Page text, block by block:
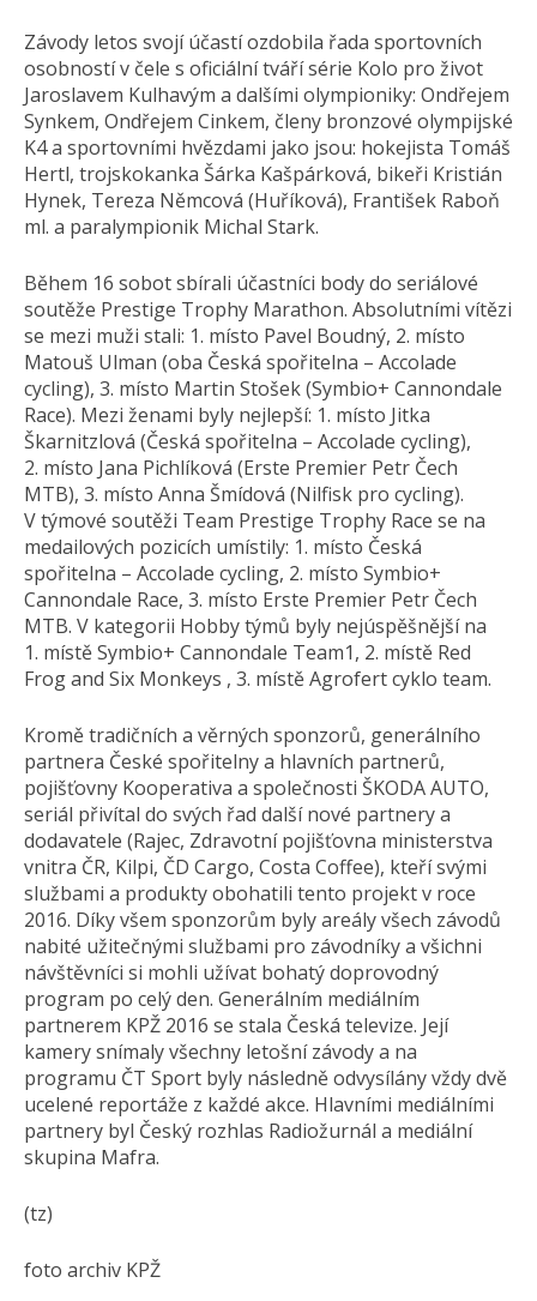
Závody letos svojí účastí ozdobila řada sportovních
osobností v čele s oficiální tváří série Kolo pro život
Jaroslavem Kulhavým a dalšími olympioniky: Ondřejem
Synkem, Ondřejem Cinkem, členy bronzové olympijské
K4 a sportovními hvězdami jako jsou: hokejista Tomáš
Hertl, trojskokanka Šárka Kašpárková, bikeři Kristián
Hynek, Tereza Němcová (Huříková), František Raboň
ml. a paralympionik Michal Stark.
Během 16 sobot sbírali účastníci body do seriálové
soutěže Prestige Trophy Marathon. Absolutními vítězi
se mezi muži stali: 1. místo Pavel Boudný, 2. místo
Matouš Ulman (oba Česká spořitelna – Accolade
cycling), 3. místo Martin Stošek (Symbio+ Cannondale
Race). Mezi ženami byly nejlepší: 1. místo Jitka
Škarnitzlová (Česká spořitelna – Accolade cycling),
2. místo Jana Pichlíková (Erste Premier Petr Čech
MTB), 3. místo Anna Šmídová (Nilfisk pro cycling).
V týmové soutěži Team Prestige Trophy Race se na
medailových pozicích umístily: 1. místo Česká
spořitelna – Accolade cycling, 2. místo Symbio+
Cannondale Race, 3. místo Erste Premier Petr Čech
MTB. V kategorii Hobby týmů byly nejúspěšnější na
1. místě Symbio+ Cannondale Team1, 2. místě Red
Frog and Six Monkeys , 3. místě Agrofert cyklo team.
Kromě tradičních a věrných sponzorů, generálního
partnera České spořitelny a hlavních partnerů,
pojišťovny Kooperativa a společnosti ŠKODA AUTO,
seriál přivítal do svých řad další nové partnery a
dodavatele (Rajec, Zdravotní pojišťovna ministerstva
vnitra ČR, Kilpi, ČD Cargo, Costa Coffee), kteří svými
službami a produkty obohatili tento projekt v roce
2016. Díky všem sponzorům byly areály všech závodů
nabité užitečnými službami pro závodníky a všichni
návštěvníci si mohli užívat bohatý doprovodný
program po celý den. Generálním mediálním
partnerem KPŽ 2016 se stala Česká televize. Její
kamery snímaly všechny letošní závody a na
programu ČT Sport byly následně odvysílány vždy dvě
ucelené reportáže z každé akce. Hlavními mediálními
partnery byl Český rozhlas Radiožurnál a mediální
skupina Mafra.
(tz)
foto archiv KPŽ